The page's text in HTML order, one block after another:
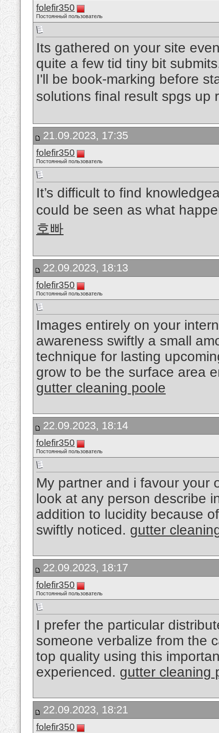
folefir350
Постоянный пользователь
Its gathered on your site
quite a few tid tiny bit
I'll be book-marking before
solutions final result spgs up
21.09.2023, 17:35
folefir350
Постоянный пользователь
It’s difficult to find
could be seen as what
호빠
22.09.2023, 18:13
folefir350
Постоянный пользователь
Images entirely on your
awareness swiftly a small
technique for lasting
grow to be the surface area
gutter cleaning poole
22.09.2023, 18:14
folefir350
Постоянный пользователь
My partner and i favour your
look at any person describe
addition to lucidity because
swiftly noticed. gutter
22.09.2023, 18:17
folefir350
Постоянный пользователь
I prefer the particular
someone verbalize from the
top quality using this
experienced. gutter cleaning
22.09.2023, 18:21
folefir350